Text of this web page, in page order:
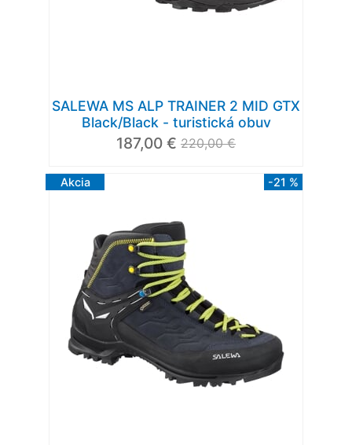
SALEWA MS ALP TRAINER 2 MID GTX
Black/Black - turistická obuv
187,00 € 220,00 €
Akcia -21 %